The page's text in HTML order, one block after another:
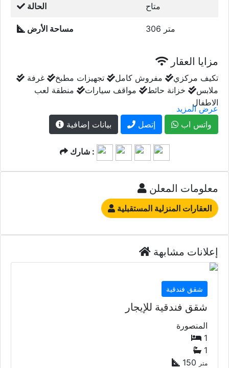
الحالة
متاح
مساحة الأرض 306 متر
مزايا العقار
تكيف مركزي مفروش كامل تجهيزات مطبخ
غرفة
ملابس
خزانة حائط مواقف سيارات
منطقة لعب
الاطفال
عرض المزيد
بيانات إضافية
إتصل واتس اب
شارك :
معلومات المعلن
العقارات المنزلية المستقبلية
إعلانات مشابهة
شقق فندقية
شقق فندقية للإيجار
المنصورة
1
1
150
متر